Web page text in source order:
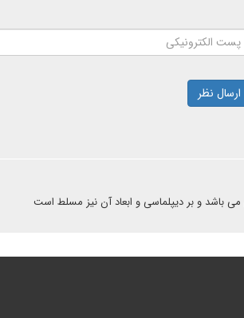
ارسال نظر
می باشد و بر دیپلماسی و ابعاد آن نیز مسلط است